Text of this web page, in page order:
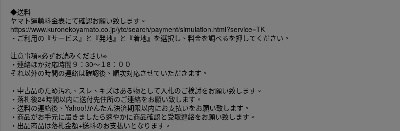
◆送料
ヤマト運輸料金表にて確認お願い致します。
https://www.kuronekoyamato.co.jp/ytc/search/payment/simulation.html?service=TK
・ご利用の『サービス』と『発地』と『着地』を選択し、料金を調べるを押してください。
注意事項※必ずお読みください※
・連絡ほか対応時間９：30～１8：００
それ以外の時間の連絡は確認後、順次対応させていただきます。
・中古品のため汚れ、スレ、キズはある物として入札のご検討をお願い致します。
・落札後24時間以内に送付先住所のご連絡をお願い致します。
・送料の連絡後、Yahoo!かんたん決済期限以内にお支払いをお願い致します。
・商品がお手元に届きましたら速やかに商品確認と受取連絡をお願い致します。
・出品商品は落札金額+送料のお支払いとなります。